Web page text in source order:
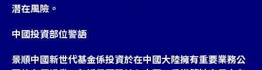
潛在風險。
中國投資部位警語
景順中國新世代基金係投資於在中國大陸擁有重要業務公